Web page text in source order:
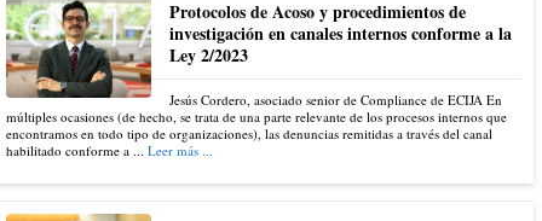
Protocolos de Acoso y procedimientos de
investigación en canales internos conforme a la
Ley 2/2023
Jesús Cordero, asociado senior de Compliance de ECIJA En
múltiples ocasiones (de hecho, se trata de una parte relevante de los procesos internos que
encontramos en todo tipo de organizaciones), las denuncias remitidas a través del canal
habilitado conforme a ... Leer más ...